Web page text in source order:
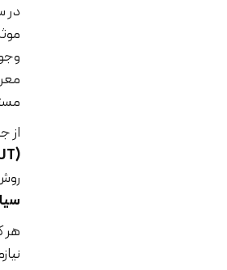
در
از
(LIFO (LAST IN-FIRST OUT،
هر